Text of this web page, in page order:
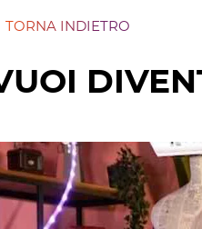
TORNA INDIETRO